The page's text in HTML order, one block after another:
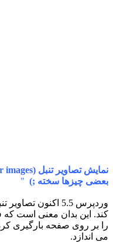
بعضی چیزها سخته ;) "
وردپرس 5.5
کند. این بدان معنی است که
را بر روی صفحه بارگیری
می اندازد.